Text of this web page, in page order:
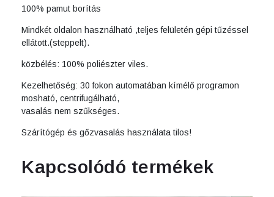
100% pamut borítás
Mindkét oldalon használható ,teljes felületén gépi tűzéssel
ellátott.(steppelt).
közbélés: 100% poliészter viles.
Kezelhetőség: 30 fokon automatában kímélő programon
mosható, centrifugálható,
vasalás nem szűkséges.
Szárítógép és gőzvasalás használata tilos!
Kapcsolódó termékek